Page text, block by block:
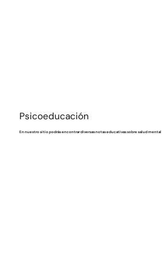
Psicoeducación
En nuestro sitio podrás encontrar diversas notas educativas sobre salud mental